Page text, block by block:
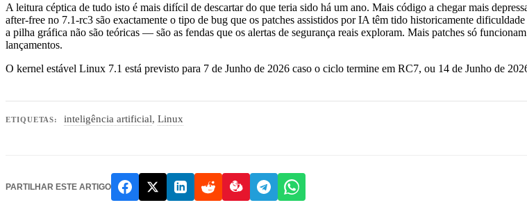
A leitura céptica de tudo isto é mais difícil de descartar do que teria sido há um ano. Mais código a chegar mais
after-free no 7.1-rc3 são exactamente o tipo de bug que os patches assistidos por IA têm tido historicamente
a pilha gráfica não são teóricas — são as fendas que os alertas de segurança reais exploram. Mais patches só
lançamentos.
O kernel estável Linux 7.1 está previsto para 7 de Junho de 2026 caso o ciclo termine em RC7, ou 14 de Junho de
ETIQUETAS: inteligência artificial, Linux
PARTILHAR ESTE ARTIGO